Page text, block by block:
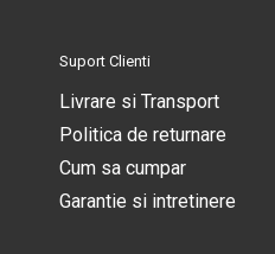
Suport Clienti
Livrare si Transport
Politica de returnare
Cum sa cumpar
Garantie si intretinere